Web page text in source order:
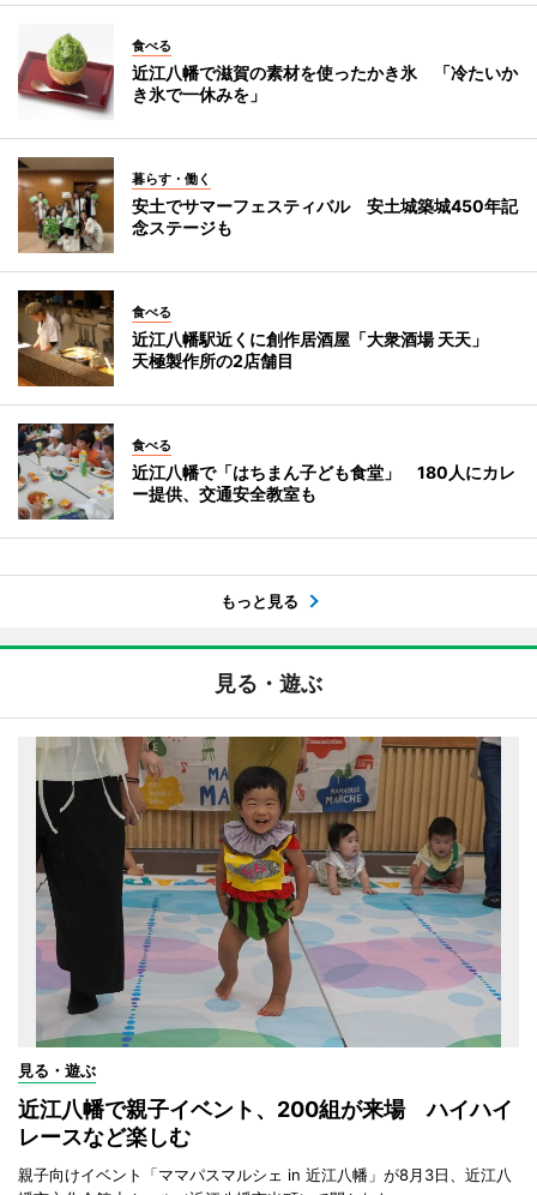
食べる
近江八幡で滋賀の素材を使ったかき氷 「冷たいか
き氷で一休みを」
暮らす・働く
安土でサマーフェスティバル 安土城築城450年記
念ステージも
食べる
近江八幡駅近くに創作居酒屋「大衆酒場 天天」
天極製作所の2店舗目
食べる
近江八幡で「はちまん子ども食堂」 180人にカレ
ー提供、交通安全教室も
もっと見る
見る・遊ぶ
見る・遊ぶ
近江八幡で親子イベント、200組が来場 ハイハイ
レースなど楽しむ
親子向けイベント「ママパスマルシェ in 近江八幡」が8月3日、近江八